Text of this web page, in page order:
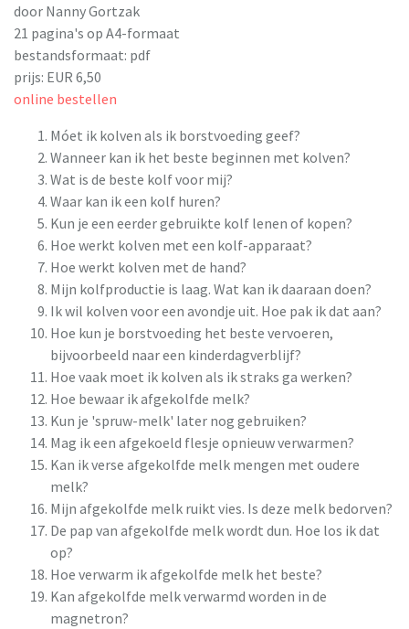
door Nanny Gortzak
21 pagina's op A4-formaat
bestandsformaat: pdf
prijs: EUR 6,50
online bestellen
Móet ik kolven als ik borstvoeding geef?
Wanneer kan ik het beste beginnen met kolven?
Wat is de beste kolf voor mij?
Waar kan ik een kolf huren?
Kun je een eerder gebruikte kolf lenen of kopen?
Hoe werkt kolven met een kolf-apparaat?
Hoe werkt kolven met de hand?
Mijn kolfproductie is laag. Wat kan ik daaraan doen?
Ik wil kolven voor een avondje uit. Hoe pak ik dat aan?
Hoe kun je borstvoeding het beste vervoeren,
bijvoorbeeld naar een kinderdagverblijf?
Hoe vaak moet ik kolven als ik straks ga werken?
Hoe bewaar ik afgekolfde melk?
Kun je 'spruw-melk' later nog gebruiken?
Mag ik een afgekoeld flesje opnieuw verwarmen?
Kan ik verse afgekolfde melk mengen met oudere
melk?
Mijn afgekolfde melk ruikt vies. Is deze melk bedorven?
De pap van afgekolfde melk wordt dun. Hoe los ik dat
op?
Hoe verwarm ik afgekolfde melk het beste?
Kan afgekolfde melk verwarmd worden in de
magnetron?